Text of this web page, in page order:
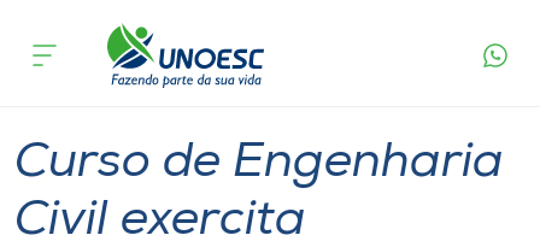
Cursos
Pesquisa
acontece
Curso de Engenharia
Civil exercita